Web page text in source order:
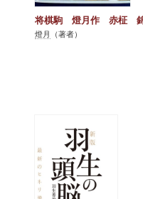
将棋駒 燈月作 赤柾
燈月 （著者）